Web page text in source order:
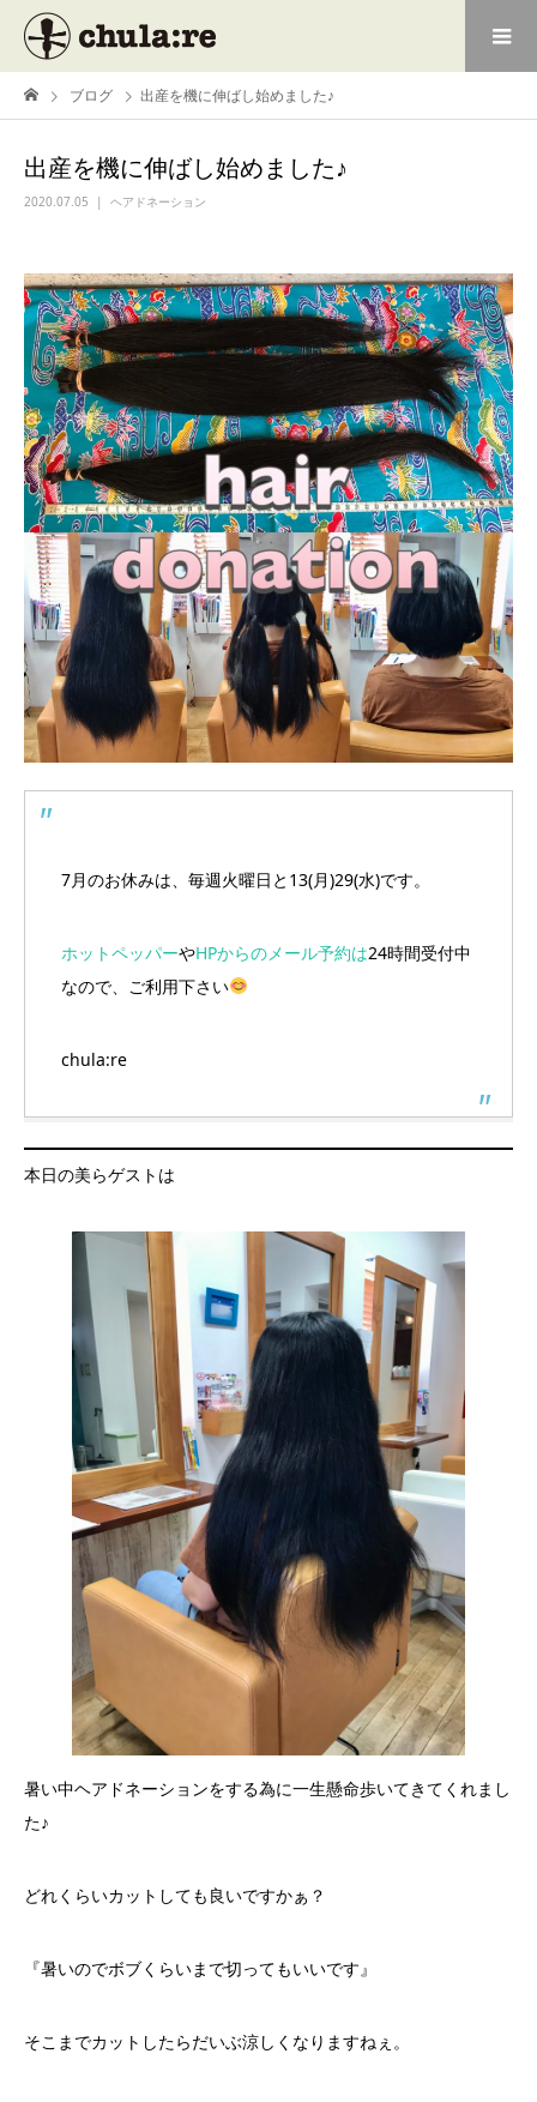
ブログ 出産を機に伸ばし始めました♪
出産を機に伸ばし始めました♪
2020.07.05 ヘアドネーション
7月のお休みは、毎週火曜日と13(月)29(水)です。
ホットペッパーやHPからのメール予約は24時間受付中
なので、ご利用下さい
chula:re
本日の美らゲストは
暑い中ヘアドネーションをする為に一生懸命歩いてきてくれまし
た♪
どれくらいカットしても良いですかぁ？
『暑いのでボブくらいまで切ってもいいです』
そこまでカットしたらだいぶ涼しくなりますねぇ。